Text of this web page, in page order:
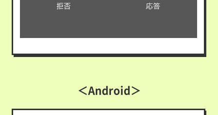
＜Android＞